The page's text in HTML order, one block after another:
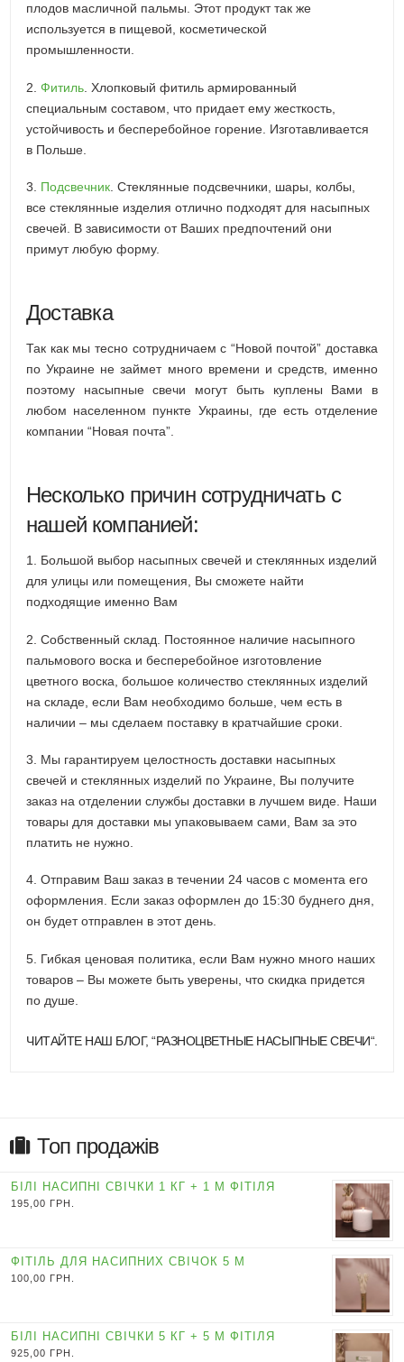
плодов масличной пальмы. Этот продукт так же
используется в пищевой, косметической
промышленности.
2.Фитиль . Хлопковый фитиль армированный
специальным составом, что придает ему жесткость,
устойчивость и бесперебойное горение. Изготавливается
в Польше.
3. Подсвечник. Стеклянные подсвечники, шары, колбы,
все стеклянные изделия отлично подходят для насыпных
свечей. В зависимости от Ваших предпочтений они
примут любую форму.
Доставка
Так как мы тесно сотрудничаем с “Новой почтой” доставка
по Украине не займет много времени и средств, именно
поэтому насыпные свечи могут быть куплены Вами в
любом населенном пункте Украины, где есть отделение
компании “Новая почта”.
Несколько причин сотрудничать с
нашей компанией:
1. Большой выбор насыпных свечей и стеклянных изделий
для улицы или помещения, Вы сможете найти
подходящие именно Вам
2. Собственный склад. Постоянное наличие насыпного
пальмового воска и бесперебойное изготовление
цветного воска, большое количество стеклянных изделий
на складе, если Вам необходимо больше, чем есть в
наличии – мы сделаем поставку в кратчайшие сроки.
3. Мы гарантируем целостность доставки насыпных
свечей и стеклянных изделий по Украине, Вы получите
заказ на отделении службы доставки в лучшем виде. Наши
товары для доставки мы упаковываем сами, Вам за это
платить не нужно.
4. Отправим Ваш заказ в течении 24 часов с момента его
оформления. Если заказ оформлен до 15:30 буднего дня,
он будет отправлен в этот день.
5. Гибкая ценовая политика, если Вам нужно много наших
товаров – Вы можете быть уверены, что скидка придется
по душе.
ЧИТАЙТЕ НАШ БЛОГ, “РАЗНОЦВЕТНЫЕ НАСЫПНЫЕ СВЕЧИ“.
Топ продажів
БІЛІ НАСИПНІ СВІЧКИ 1 КГ + 1 М ФІТІЛЯ
195,00 ГРН.
ФІТІЛЬ ДЛЯ НАСИПНИХ СВІЧОК 5 М
100,00 ГРН.
БІЛІ НАСИПНІ СВІЧКИ 5 КГ + 5 М ФІТІЛЯ
925,00 ГРН.